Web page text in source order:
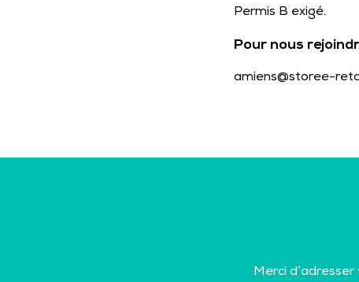
Permis B exigé.
Pour nous
amiens@storee-
Merci